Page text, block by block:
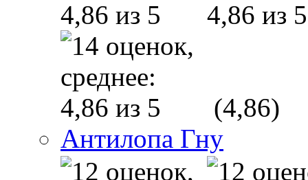
(4,86)
Антилопа Гну